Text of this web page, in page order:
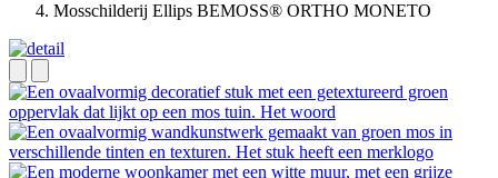
Mosschilderij Ellips BEMOSS® ORTHO MONETO